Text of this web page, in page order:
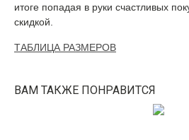
итоге попадая в руки счастливых
скидкой.
ТАБЛИЦА РАЗМЕРОВ
ВАМ ТАКЖЕ ПОНРАВИТСЯ